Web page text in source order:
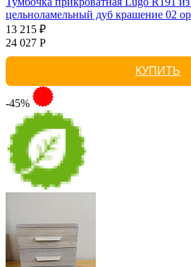
цельноламельный дуб крашение 02
13 215 ₽
24 027 Р
КУПИТЬ
-45%